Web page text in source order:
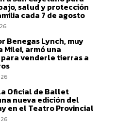
salud y protección
cada 7 de agosto
Benegas Lynch, muy
Milei, armó una
venderle tierras a
Oficial de Ballet
nueva edición del
en el Teatro Provincial